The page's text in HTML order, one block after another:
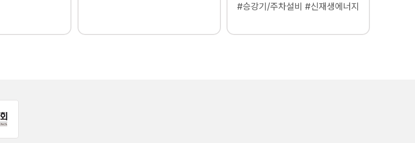
#승강기/주차설비 #신재생에너지